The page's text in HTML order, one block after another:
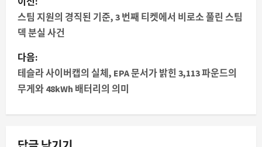
시
내
비
게
스팀 지원의 경직된 기준, 3 번째 티켓에서 비로소 풀린 스팀
덱 분실 사건
다음:
테슬라 사이버캡의 실체, EPA 문서가 밝힌 3,113 파운드의
무게와 48kWh 배터리의 의미